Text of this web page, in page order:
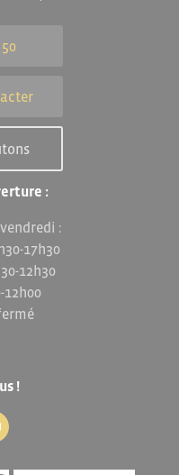
:
:
17h30
12h30
12h00
!